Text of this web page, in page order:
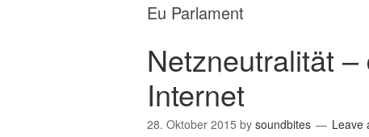
Eu Parlament
Netzneutralität
Internet
28. Oktober 2015 by soundbites Leave